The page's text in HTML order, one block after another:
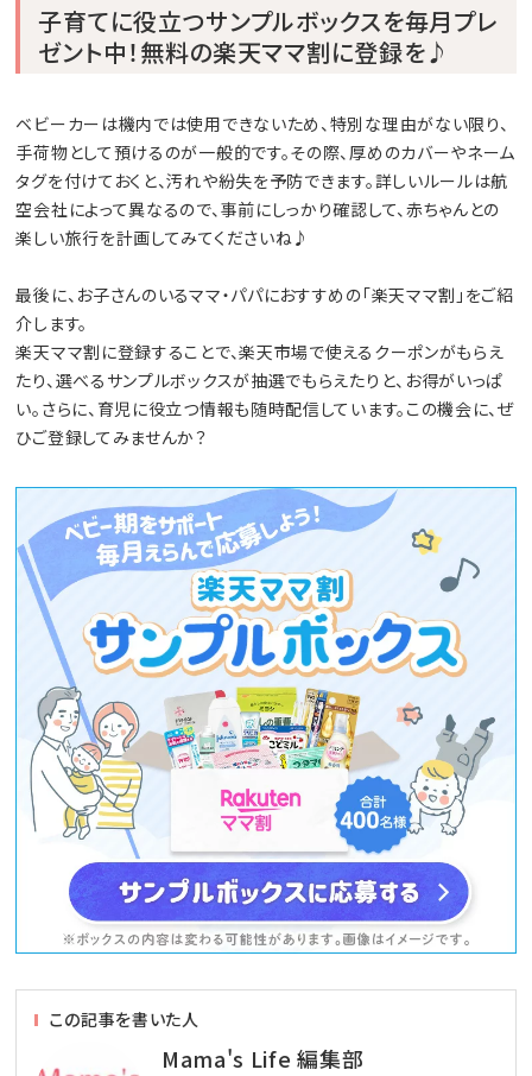
子育てに役立つサンプルボックスを毎月プレ
ゼント中！無料の楽天ママ割に登録を♪
ベビーカーは機内では使用できないため、特別な理由がない限り、
手荷物として預けるのが一般的です。その際、厚めのカバーやネーム
タグを付けておくと、汚れや紛失を予防できます。詳しいルールは航
空会社によって異なるので、事前にしっかり確認して、赤ちゃんとの
楽しい旅行を計画してみてくださいね♪
最後に、お子さんのいるママ・パパにおすすめの「楽天ママ割」をご紹
介します。
楽天ママ割に登録することで、楽天市場で使えるクーポンがもらえ
たり、選べるサンプルボックスが抽選でもらえたりと、お得がいっぱ
い。さらに、育児に役立つ情報も随時配信しています。この機会に、ぜ
ひご登録してみませんか？
この記事を書いた人
Mama's Life 編集部